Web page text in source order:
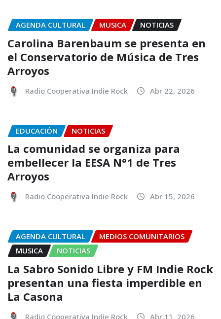
AGENDA CULTURAL MUSICA NOTICIAS
Carolina Barenbaum se presenta en
el Conservatorio de Música de Tres
Arroyos
Radio Cooperativa Indie Rock Abr 22, 2026
EDUCACIÓN NOTICIAS
La comunidad se organiza para
embellecer la EESA N°1 de Tres
Arroyos
Radio Cooperativa Indie Rock Abr 15, 2026
AGENDA CULTURAL
MEDIOS COMUNITARIOS
MUSICA
NOTICIAS
La Sabro Sonido Libre y FM Indie Rock
presentan una fiesta imperdible en
La Casona
Radio Cooperativa Indie Rock Abr 11, 2026